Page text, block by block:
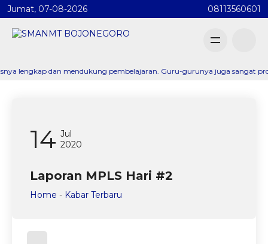
Jumat, 07-08-2026 08113560601
dan mendukung pembelajaran. Guru-gurunya juga sangat
14 Jul
2020
Laporan MPLS Hari #2
Home - Kabar Terbaru